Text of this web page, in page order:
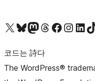
X(이전 트위터) 계정 방문하기블루스카이 계정 방문하기마스토돈 계정 방문하기스레드 계정 방문하기 페이스북 페이지 방문하기인스타그램 계정 방문하기 LinkedIn 계정 방문하기틱톡 계정
코드는 詩다
The WordPress®